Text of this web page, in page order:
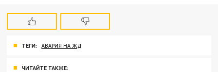
ТЕГИ: АВАРИЯ НА ЖД
ЧИТАЙТЕ ТАКЖЕ: